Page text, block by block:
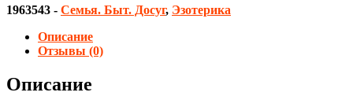
1963543 - Семья. Быт. Досуг, Эзотерика
Описание
Отзывы (0)
Описание